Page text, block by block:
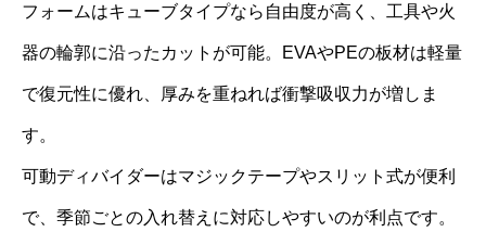
フォームはキューブタイプなら自由度が高く、工具や火
器の輪郭に沿ったカットが可能。EVAやPEの板材は軽量
で復元性に優れ、厚みを重ねれば衝撃吸収力が増しま
す。
可動ディバイダーはマジックテープやスリット式が便利
で、季節ごとの入れ替えに対応しやすいのが利点です。